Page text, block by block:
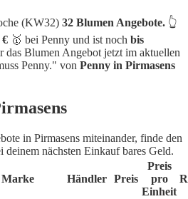
(KW32) 32 Blumen Angebote. 👆
€ 🥇 bei Penny und ist noch bis
das Blumen Angebot jetzt im aktuellen
Penny." von Penny in Pirmasens
in Pirmasens miteinander, finde den
deinem nächsten Einkauf bares Geld.
Marke Händler Preis
Preis
pro
Einheit